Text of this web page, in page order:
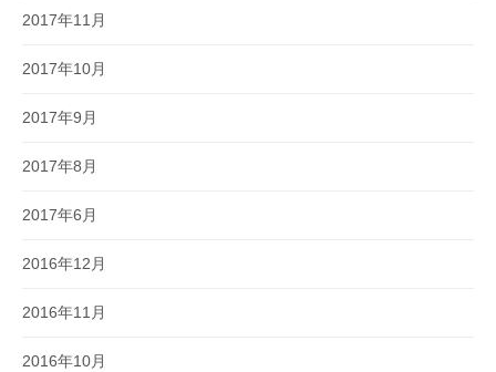
2017年11月
2017年10月
2017年9月
2017年8月
2017年6月
2016年12月
2016年11月
2016年10月